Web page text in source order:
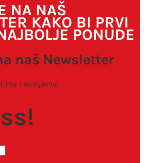
NA NAŠ
KAKO BI PRVI
PONUDE
naš Newsletter
i akcijama